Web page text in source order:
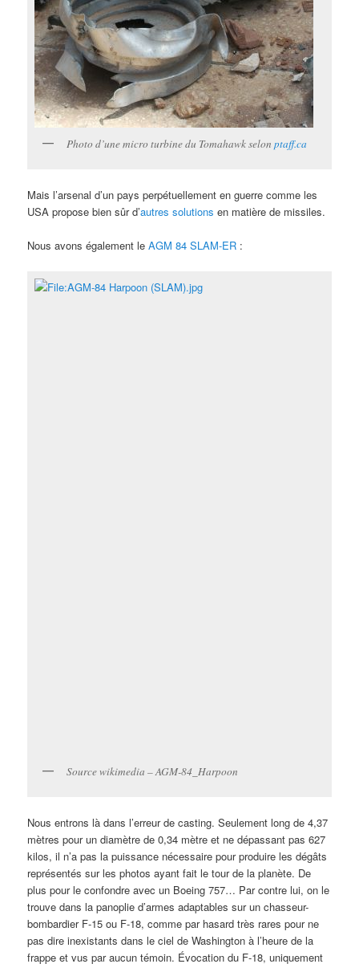
Photo d’une micro turbine du Tomahawk selonptaff.ca
Mais l’arsenal d’un pays perpétuellement en guerre comme les
USA propose bien sûr d’autres solutions en matière de missiles.
Nous avons également leAGM 84 SLAM-ER :
Source wikimedia – AGM-84_Harpoon
Nous entrons là dans l’erreur de casting. Seulement long de 4,37
mètres pour un diamètre de 0,34 mètre et ne dépassant pas 627
kilos, il n’a pas la puissance nécessaire pour produire les dégâts
représentés sur les photos ayant fait le tour de la planète. De
plus pour le confondre avec un Boeing 757… Par contre lui, on le
trouve dans la panoplie d’armes adaptables sur un chasseur-
bombardier F-15 ou F-18, comme par hasard très rares pour ne
pas dire inexistants dans le ciel de Washington à l’heure de la
frappe et vus par aucun témoin. Évocation du F-18, uniquement